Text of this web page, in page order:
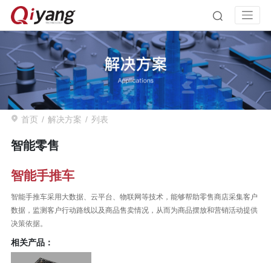
首页 解决方案 列表
智能零售
智能手推车
智能手推车采用大数据、云平台、物联网等技术，能够帮助零售商店采集客户
数据，监测客户行动路线以及商品售卖情况，从而为商品摆放和营销活动提供
决策依据。
相关产品：